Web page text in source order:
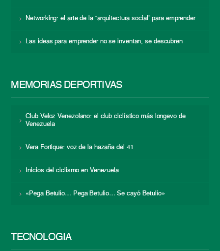
Networking: el arte de la “arquitectura social” para emprender
Las ideas para emprender no se inventan, se descubren
MEMORIAS DEPORTIVAS
Club Veloz Venezolano: el club ciclístico más longevo de
Venezuela
Vera Fortique: voz de la hazaña del 41
Inicios del ciclismo en Venezuela
«Pega Betulio… Pega Betulio… Se cayó Betulio»
TECNOLOGÍA